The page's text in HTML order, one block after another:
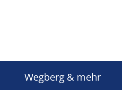
Wegberg & mehr